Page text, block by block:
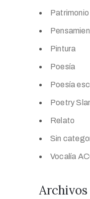
Patrimonio
Pintura
Poesía
Poesía
Poetry
Relato
Sin
Vocalía
Archivos